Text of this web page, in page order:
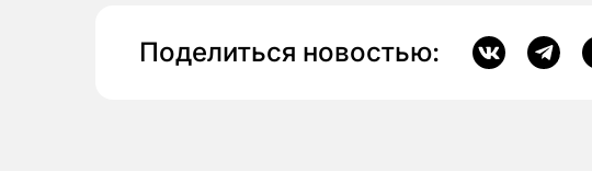
Поделиться новостью: